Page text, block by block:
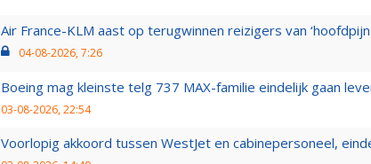
Air France-KLM aast op terugwinnen reizigers van
04-08-2026, 7:26
Boeing mag kleinste telg 737 MAX-familie eindelijk gaan
03-08-2026, 22:54
Voorlopig akkoord tussen WestJet en cabinepersoneel,